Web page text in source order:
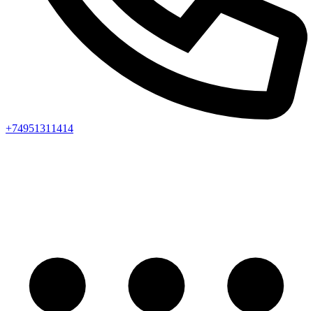
+74951311414